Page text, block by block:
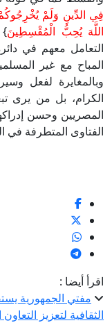
فِي الدِّينِ وَلَمْ
اللَّهَ يُحِبُّ الْمُقْسِطِينَ
التعامل معهم في
المباح مع غير
وبالمغايرة لفعل
الكرام، بل من يرى
المصريين وحسن
الفتاوى المتطرفة في
اقرأ أيضا :
مفتي الجمهورية
الثقافية لتعزيز